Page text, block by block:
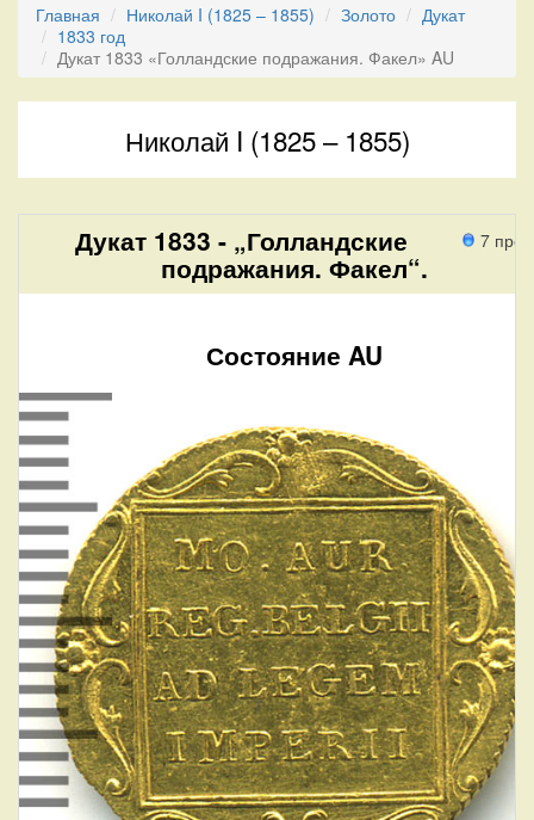
Главная Николай I (1825 – 1855) Золото
Дукат
1833 год
Дукат 1833 «Голландские подражания. Факел» AU
Николай I (1825 – 1855)
7
Дукат 1833 - „Голландские
подражания. Факел“.
Состояние AU